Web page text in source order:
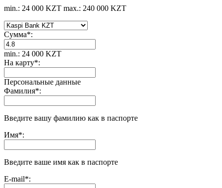
min.: 24 000 KZT max.: 240 000 KZT
Сумма*:
min.: 24 000 KZT
На карту*:
Персональные данные
Фамилия*:
Введите вашу фамилию как в паспорте
Имя*:
Введите ваше имя как в паспорте
E-mail*: